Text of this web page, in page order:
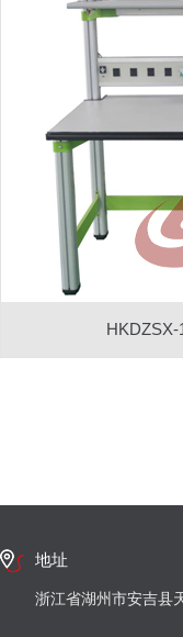
地址
浙江省湖州市安吉县